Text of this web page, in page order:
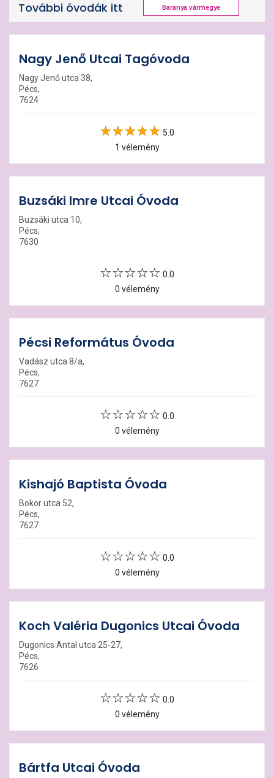
További óvodák itt Baranya vármegye
Nagy Jenő Utcai Tagóvoda
Nagy Jenő utca 38,
Pécs,
7624
5.0
1 vélemény
Buzsáki Imre Utcai Óvoda
Buzsáki utca 10,
Pécs,
7630
0.0
0 vélemény
Pécsi Református Óvoda
Vadász utca 8/a,
Pécs,
7627
0.0
0 vélemény
Kishajó Baptista Óvoda
Bokor utca 52,
Pécs,
7627
0.0
0 vélemény
Koch Valéria Dugonics Utcai Óvoda
Dugonics Antal utca 25-27,
Pécs,
7626
0.0
0 vélemény
Bártfa Utcai Óvoda